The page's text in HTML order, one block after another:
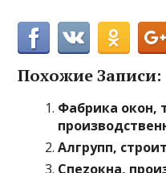
Похожие Записи:
Фабрика окон,
Алгрупп,
Спеzокна,